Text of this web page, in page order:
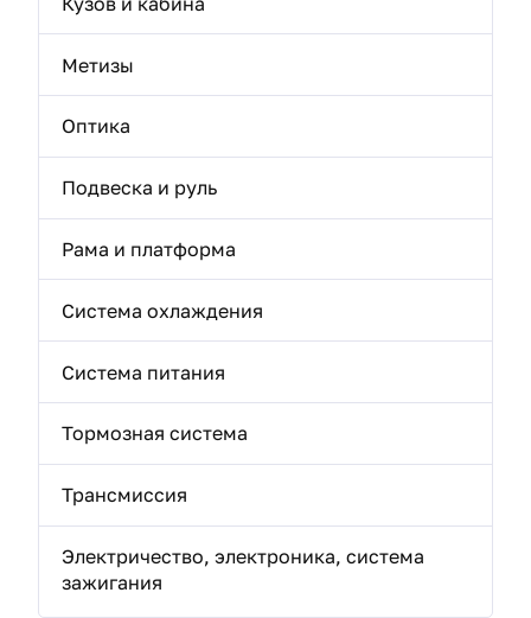
Метизы
Оптика
Подвеска и руль
Рама и платформа
Система охлаждения
Система питания
Тормозная система
Трансмиссия
Электричество, электроника, система
зажигания